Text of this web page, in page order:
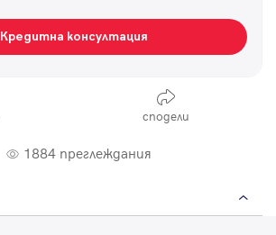
Кредитна консултация
сподели
1884 преглеждания